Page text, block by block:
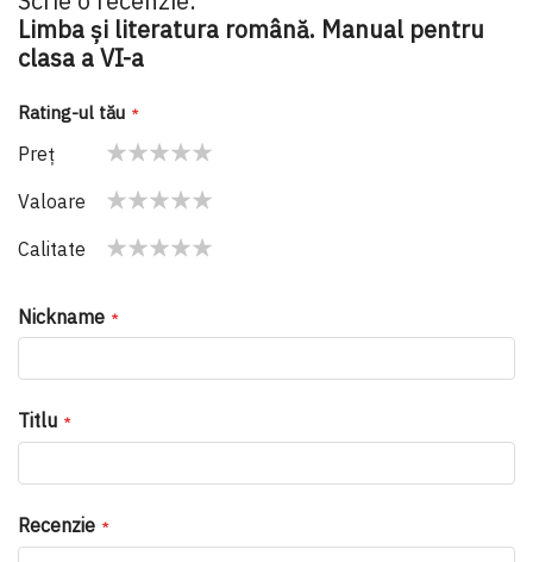
Limba şi literatura română. Manual pentru
clasa a VI-a
Rating-ul tău
Preţ
star
stars
stars
stars
stars
Valoare
star
stars
stars
stars
stars
Calitate
Nickname
Titlu
Recenzie